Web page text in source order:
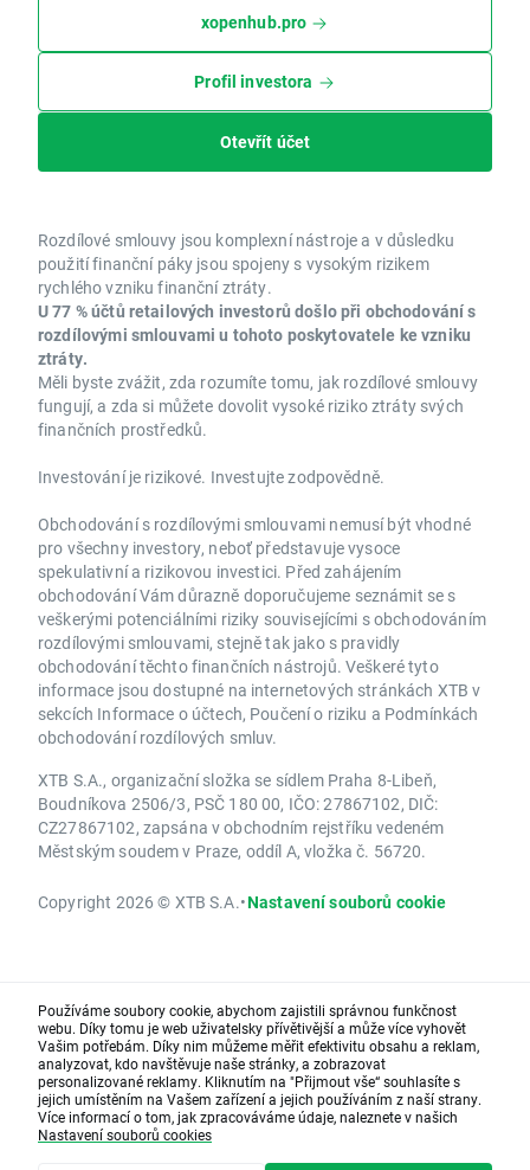
xopenhub.pro
Profil investora
Otevřít účet
Rozdílové smlouvy jsou komplexní nástroje a v důsledku
použití finanční páky jsou spojeny s vysokým rizikem
rychlého vzniku finanční ztráty.
U 77 % účtů retailových investorů došlo při obchodování s
rozdílovými smlouvami u tohoto poskytovatele ke vzniku
ztráty.
Měli byste zvážit, zda rozumíte tomu, jak rozdílové smlouvy
fungují, a zda si můžete dovolit vysoké riziko ztráty svých
finančních prostředků.
Investování je rizikové. Investujte zodpovědně.
Obchodování s rozdílovými smlouvami nemusí být vhodné
pro všechny investory, neboť představuje vysoce
spekulativní a rizikovou investici. Před zahájením
obchodování Vám důrazně doporučujeme seznámit se s
veškerými potenciálními riziky souvisejícími s obchodováním
rozdílovými smlouvami, stejně tak jako s pravidly
obchodování těchto finančních nástrojů. Veškeré tyto
informace jsou dostupné na internetových stránkách XTB v
sekcích Informace o účtech, Poučení o riziku a Podmínkách
obchodování rozdílových smluv.
XTB S.A., organizační složka se sídlem Praha 8-Libeň,
Boudníkova 2506/3, PSČ 180 00, IČO: 27867102, DIČ:
CZ27867102, zapsána v obchodním rejstříku vedeném
Městským soudem v Praze, oddíl A, vložka č. 56720.
Copyright 2026 © XTB S.A.•Nastavení souborů cookie
Používáme soubory cookie, abychom zajistili správnou funkčnost
webu. Díky tomu je web uživatelsky přívětivější a může více vyhovět
Vašim potřebám. Díky nim můžeme měřit efektivitu obsahu a reklam,
analyzovat, kdo navštěvuje naše stránky, a zobrazovat
personalizované reklamy. Kliknutím na "Přijmout vše“ souhlasíte s
jejich umístěním na Vašem zařízení a jejich používáním z naší strany.
Více informací o tom, jak zpracováváme údaje, naleznete v našich
Nastavení souborů cookies